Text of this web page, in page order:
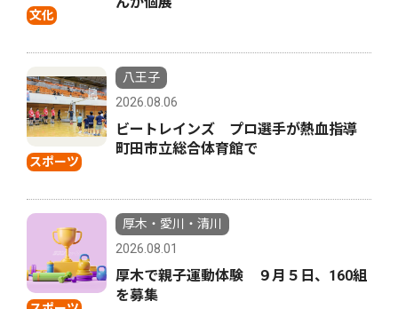
文化
スポーツ
八王子
2026.08.06
ビートレインズ プロ選手が熱血指導
町田市立総合体育館で
厚木・愛川・清川
2026.08.01
厚木で親子運動体験 ９月５日、160組
を募集